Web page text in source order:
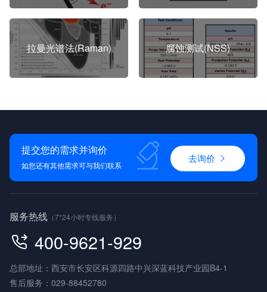
拉曼光谱法(Raman) 腐蚀测试(NSS)
提交您的需求并询价
如您还有其他需求可与我们联系
去询价
服务热线 （7*24小时专线服务）
400-9621-929
总部地址：西安市长安区科源四路中兴深蓝科技产业园B4-1
售后服务： 029-88452780